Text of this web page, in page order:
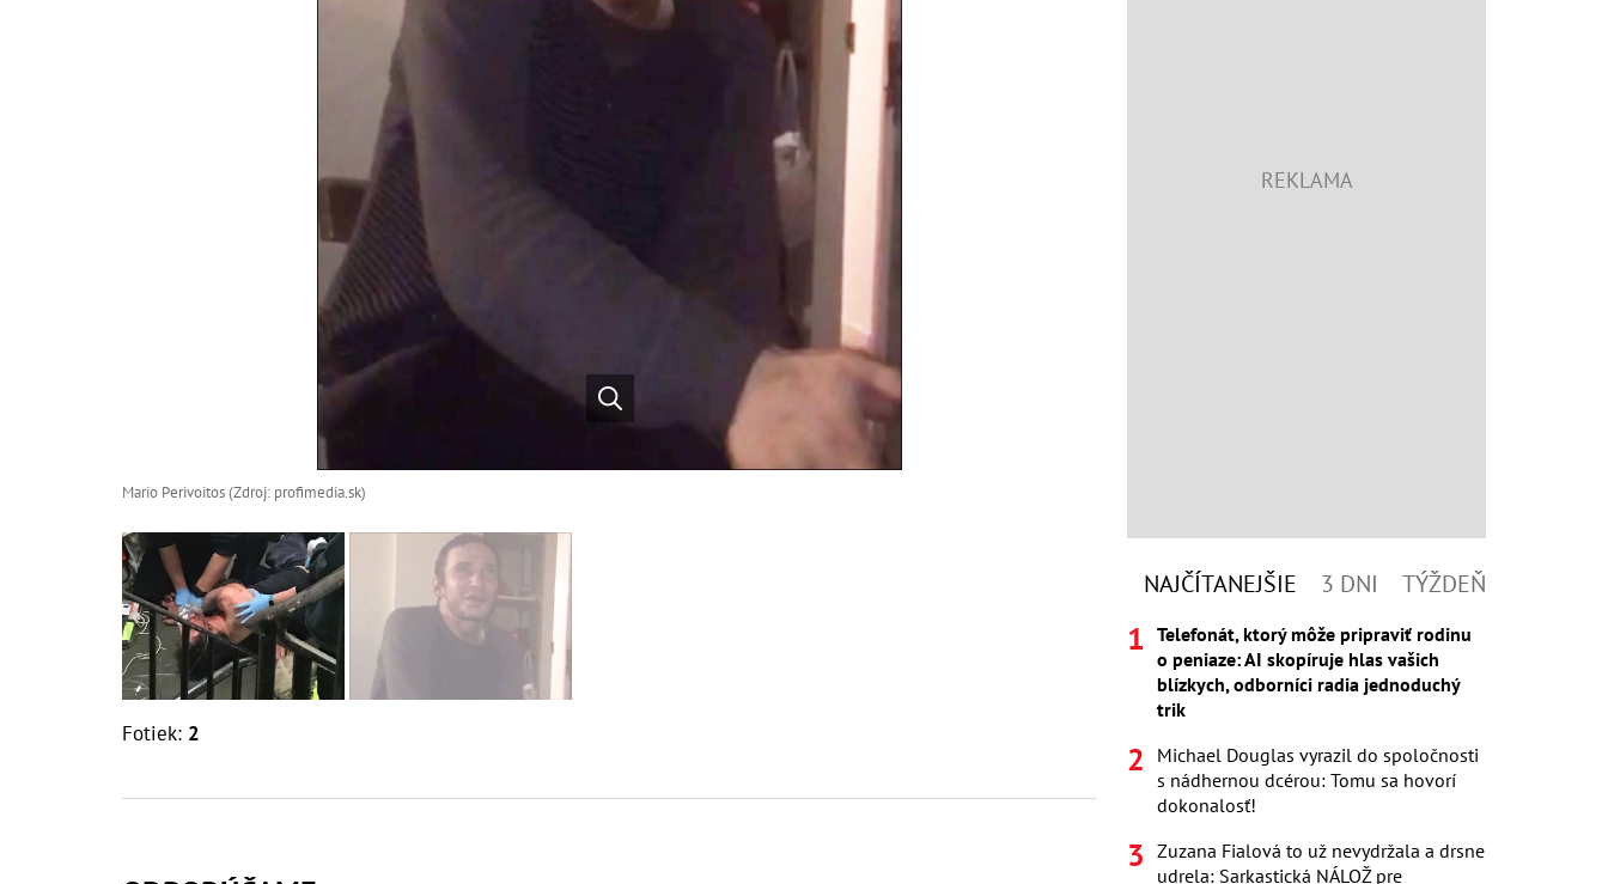
Mario Perivoitos (Zdroj: profimedia.sk)
Fotiek: 2
NAJČÍTANEJŠIE 3 DNI TÝŽDEŇ
Telefonát, ktorý môže pripraviť rodinu
o peniaze: AI skopíruje hlas vašich
blízkych, odborníci radia jednoduchý
trik
Michael Douglas vyrazil do spoločnosti
s nádhernou dcérou: Tomu sa hovorí
dokonalosť!
Zuzana Fialová to už nevydržala a drsne
udrela: Sarkastická NÁLOŽ pre